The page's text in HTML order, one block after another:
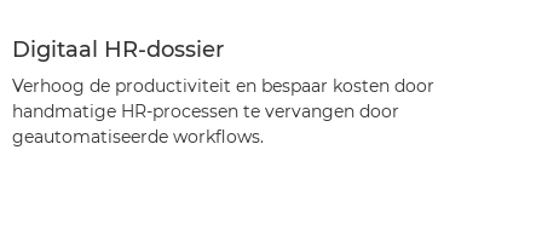
Digitaal HR-dossier
Verhoog de productiviteit en bespaar kosten door
handmatige HR-processen te vervangen door
geautomatiseerde workflows.